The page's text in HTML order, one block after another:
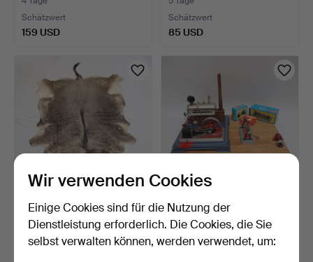
Schätzwert
159 USD
Schätzwert
85 USD
FELL, Gnu.
5 Tage
DAMPFMASCHINE,
Wilesco, mit Zubehör.
6 Tage
Wir verwenden Cookies
Einige Cookies sind für die Nutzung der
Dienstleistung erforderlich. Die Cookies, die Sie
selbst verwalten können, werden verwendet, um: